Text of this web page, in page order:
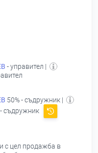
- управител |
50% - съдружник |
- съдружник
с цел продажба в